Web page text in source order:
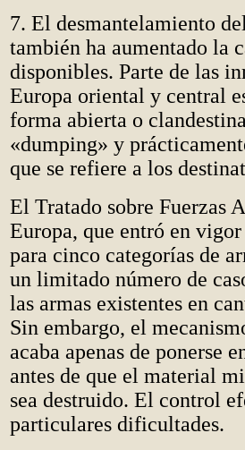
7. El desmantelamiento
también ha aumentado la
disponibles. Parte de las
Europa oriental y central
forma abierta o
«dumping» y
que se refiere a los
El Tratado sobre Fuerzas
Europa, que entró en
para cinco categorías de
un limitado número de
las armas existentes en
Sin embargo, el
acaba apenas de ponerse
antes de que el material
sea destruido. El control
particulares dificultades.